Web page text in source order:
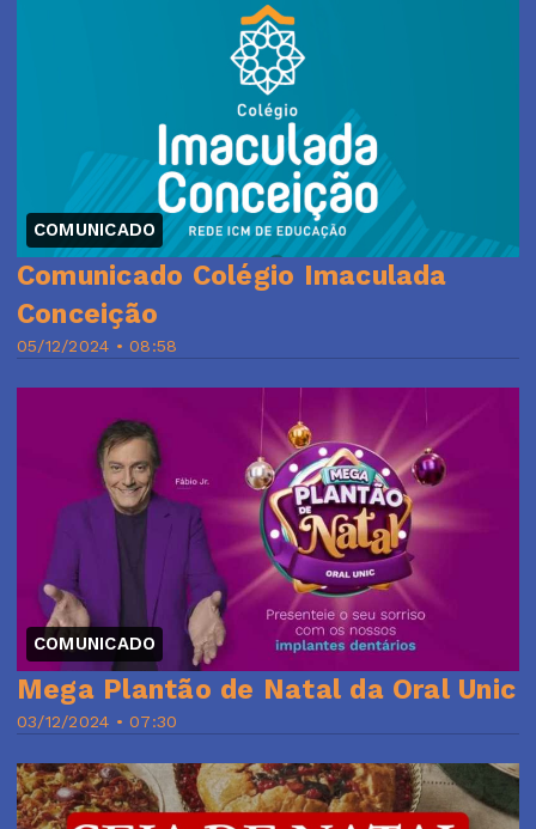
COMUNICADO
05/12/2024 • 08:58
Comunicado Colégio Imaculada
Conceição
COMUNICADO
03/12/2024 • 07:30
Mega Plantão de Natal da Oral Unic